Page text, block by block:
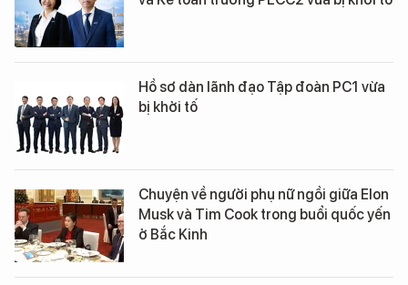
Hồ sơ dàn lãnh đạo Tập đoàn PC1 vừa
bị khởi tố
Chuyện về người phụ nữ ngồi giữa Elon
Musk và Tim Cook trong buổi quốc yến
ở Bắc Kinh